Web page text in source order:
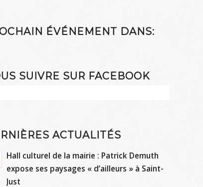
ÉVÉNEMENT DANS:
SUIVRE SUR FACEBOOK
ACTUALITÉS
Hall culturel de la mairie : Patrick Demuth
expose ses paysages « d’ailleurs » à Saint-
Just